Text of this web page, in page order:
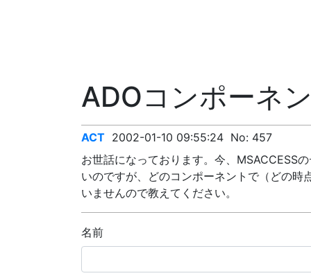
ADOコンポーネ
ACT 2002-01-10 09:55:24 No: 457
お世話になっております。今、MSACCESS
いのですが、どのコンポーネントで（どの
いませんので教えてください。
名前